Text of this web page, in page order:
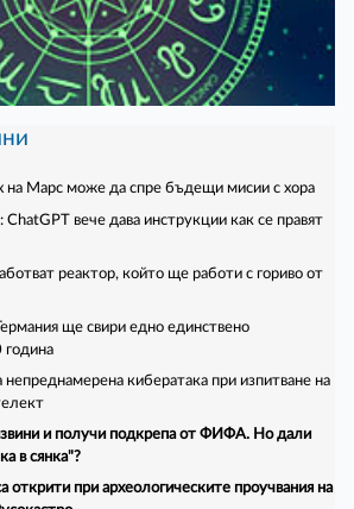
на Марс може да спре бъдещи мисии с хора
вече дава инструкции как се правят
реактор, който ще работи с гориво от
ще свири едно единствено
година
кибератака при изпитване на
и получи подкрепа от ФИФА. Но дали
в сянка"?
открити при археологическите проучвания на